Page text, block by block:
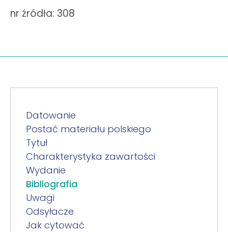
nr źródła: 308
Datowanie
Postać materiału polskiego
Tytuł
Charakterystyka zawartości
Wydanie
Bibliografia
Uwagi
Odsyłacze
Jak cytować